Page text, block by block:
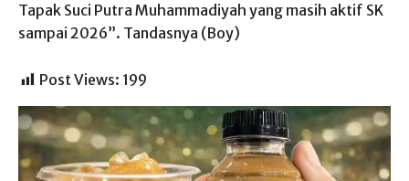
Tapak Suci Putra Muhammadiyah yang masih aktif SK
sampai 2026”. Tandasnya (Boy)
Post Views: 199